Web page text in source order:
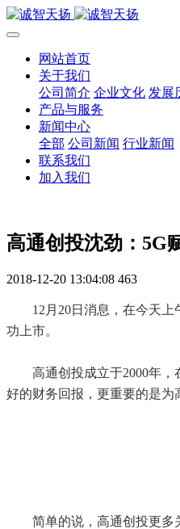
网站首页
关于我们
公司简介 企业文化 发展
产品与服务
新闻中心
全部 公司新闻 行业新闻
联系我们
加入我们
高通创投沈劲：5G
2018-12-20 13:04:08 463
12月20日消息，在今天
功上市。
高通创投成立于2000年
好的财务回报，更重要的是为
简单的说，高通创投更多